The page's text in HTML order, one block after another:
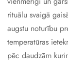
rituālu svaigā
augstu noturību
temperatūras
pēc daudzām